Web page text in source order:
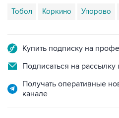
Тобол Коркино Упорово
Купить подписку на
Подписаться на рассылку
Получать оперативные
канале